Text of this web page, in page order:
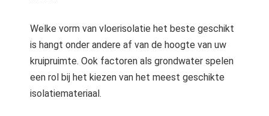
Welke vorm van vloerisolatie het beste geschikt
is hangt onder andere af van de hoogte van uw
kruipruimte. Ook factoren als grondwater spelen
een rol bij het kiezen van het meest geschikte
isolatiemateriaal.